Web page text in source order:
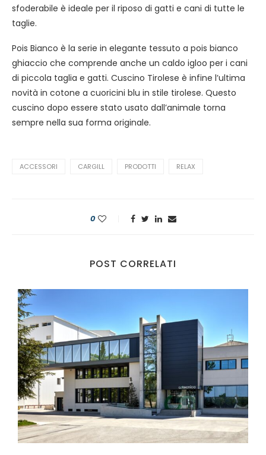
sfoderabile è ideale per il riposo di gatti e cani di tutte le
taglie.
Pois Bianco è la serie in elegante tessuto a pois bianco
ghiaccio che comprende anche un caldo igloo per i cani
di piccola taglia e gatti. Cuscino Tirolese è infine l’ultima
novità in cotone a cuoricini blu in stile tirolese. Questo
cuscino dopo essere stato usato dall’animale torna
sempre nella sua forma originale.
ACCESSORI CARGILL PRODOTTI RELAX
0
POST CORRELATI